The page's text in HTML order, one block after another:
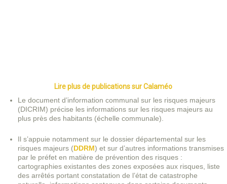
Lire plus de publications sur Calaméo
Le document d’information communal sur les risques majeurs
(DICRIM) précise les informations sur les risques majeurs au
plus près des habitants (échelle communale).
Il s’appuie notamment sur le dossier départemental sur les
risques majeurs (DDRM) et sur d’autres informations transmises
par le préfet en matière de prévention des risques :
cartographies existantes des zones exposées aux risques, liste
des arrêtés portant constatation de l’état de catastrophe